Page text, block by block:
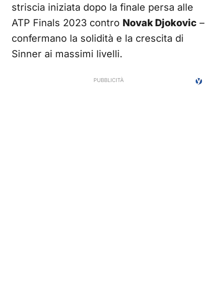
striscia iniziata dopo la finale persa alle
ATP Finals 2023 contro Novak Djokovic –
confermano la solidità e la crescita di
Sinner ai massimi livelli.